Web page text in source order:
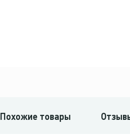
Похожие товары